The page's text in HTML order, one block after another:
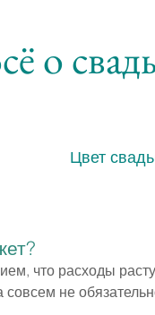
о
Цвет
что расходы
не